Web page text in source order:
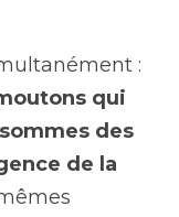
qui
des
de la